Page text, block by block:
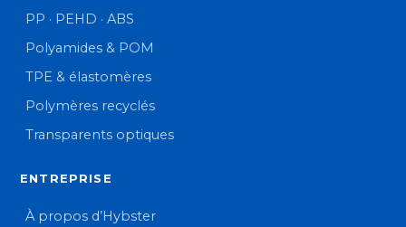
PP · PEHD · ABS
Polyamides & POM
TPE & élastomères
Polymères recyclés
Transparents optiques
ENTREPRISE
À propos d’Hybster